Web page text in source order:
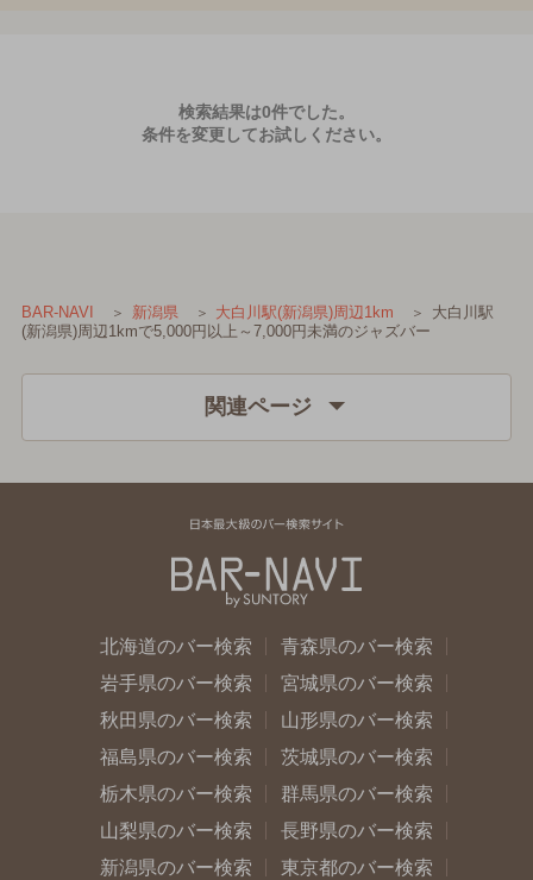
検索結果は0件でした。
条件を変更してお試しください。
BAR-NAVI 新潟県 大白川駅(新潟県)周辺1km
大白川駅
(新潟県)周辺1kmで5,000円以上～7,000円未満のジャズバー
関連ページ
北海道のバー検索
青森県のバー検索
岩手県のバー検索
宮城県のバー検索
秋田県のバー検索
山形県のバー検索
福島県のバー検索
茨城県のバー検索
栃木県のバー検索
群馬県のバー検索
山梨県のバー検索
長野県のバー検索
新潟県のバー検索
東京都のバー検索